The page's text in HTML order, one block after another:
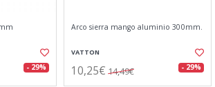
- 29%
Arco sierra mango aluminio 300mm.
VATTON
10,25€ 14,49€ - 29%